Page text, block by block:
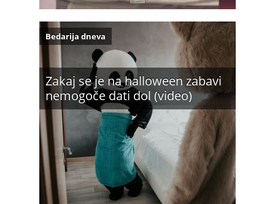
Zakaj se je na halloween zabavi
nemogoče dati dol (video)
Bedarija dneva